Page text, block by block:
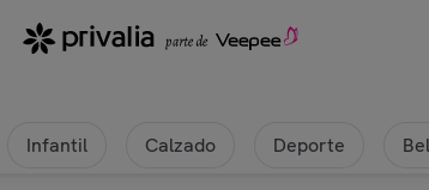
Infantil Calzado Deporte